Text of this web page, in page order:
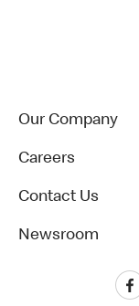
Our Company
Careers
Contact Us
Newsroom